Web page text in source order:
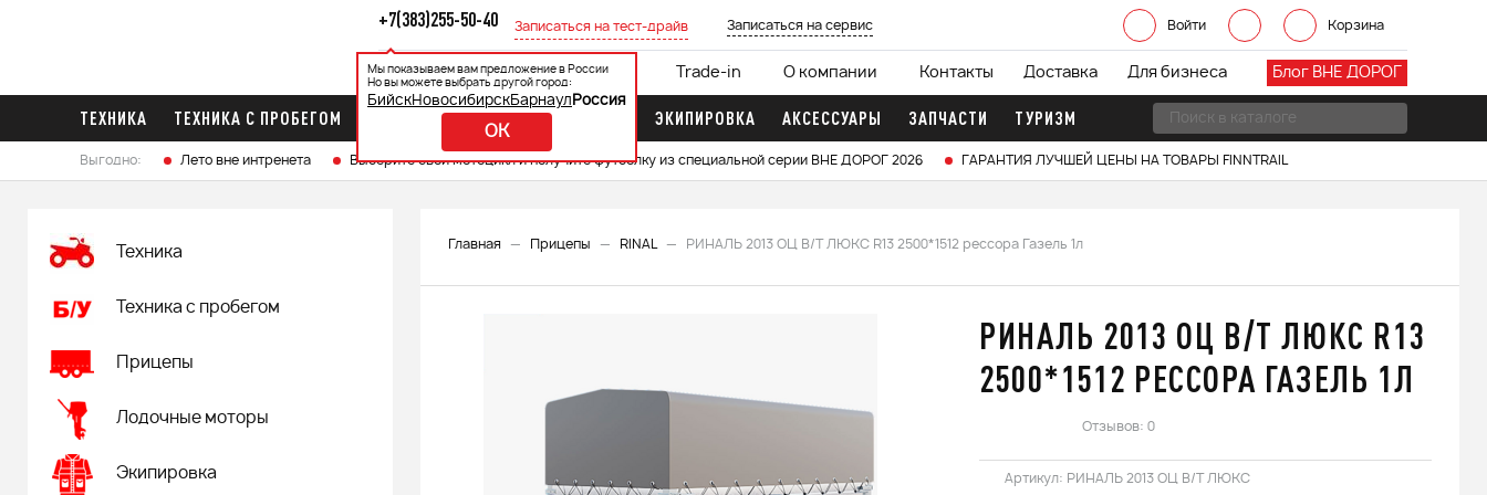
Войти Корзина
+7(383)255-50-40
Мы показываем вам предложение в России
Но вы можете выбрать другой город:
БийскНовосибирскБарнаул Россия
OK
Записаться на тест-драйв Записаться на сервис
Блог ВНЕ ДОРОГ
Каталог Акции Кредит 0% Trade-in О компании Контакты Доставка Для бизнеса
ТЕХНИКА ТЕХНИКА С ПРОБЕГОМ ЛОДОЧНЫЕ МОТОРЫ ЭКИПИРОВКА АКСЕССУАРЫ ЗАПЧАСТИ ТУРИЗМ
Выгодно: Лето вне интренета Выберите свой мотоцикл и получите футболку из специальной серии ВНЕ ДОРОГ 2026 ГАРАНТИЯ ЛУЧШЕЙ ЦЕНЫ НА ТОВАРЫ FINNTRAIL
Главная Прицепы RINAL РИНАЛЬ 2013 ОЦ В/Т ЛЮКС R13 2500*1512 рессора Газель 1л
Техника
Техника с пробегом
Прицепы
Лодочные моторы
Экипировка
РИНАЛЬ 2013 ОЦ В/Т ЛЮКС R13
2500*1512 РЕССОРА ГАЗЕЛЬ 1Л
Отзывов: 0
Артикул: РИНАЛЬ 2013 ОЦ В/Т ЛЮКС